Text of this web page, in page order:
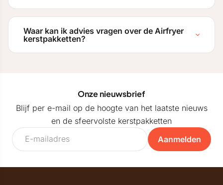
Waar kan ik advies vragen over de Airfryer
kerstpakketten?
Onze nieuwsbrief
Blijf per e-mail op de hoogte van het laatste nieuws
en de sfeervolste kerstpakketten
Aanmelden